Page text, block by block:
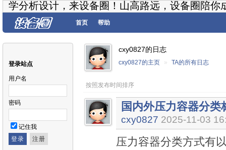
学分析设计，来设备圈！山高路远，设备圈陪你
首页 帮助
登录站点
用户名
密码
记住我
cxy0827的日志
cxy0827的主页 » TA的所有日志
按照发布时间排序
国内外压力容器分类
cxy0827 2025-11-03
压力容器分类方式